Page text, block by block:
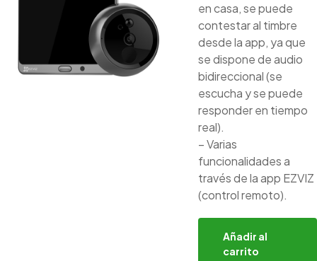
en casa, se puede
contestar al timbre
desde la app, ya que
se dispone de audio
bidireccional (se
escucha y se puede
responder en tiempo
real).
– Varias
funcionalidades a
través de la app EZVIZ
(control remoto).
Añadir al
carrito